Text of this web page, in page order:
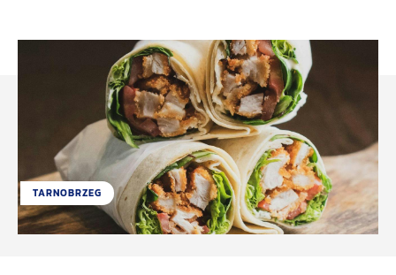
TARNOBRZEG